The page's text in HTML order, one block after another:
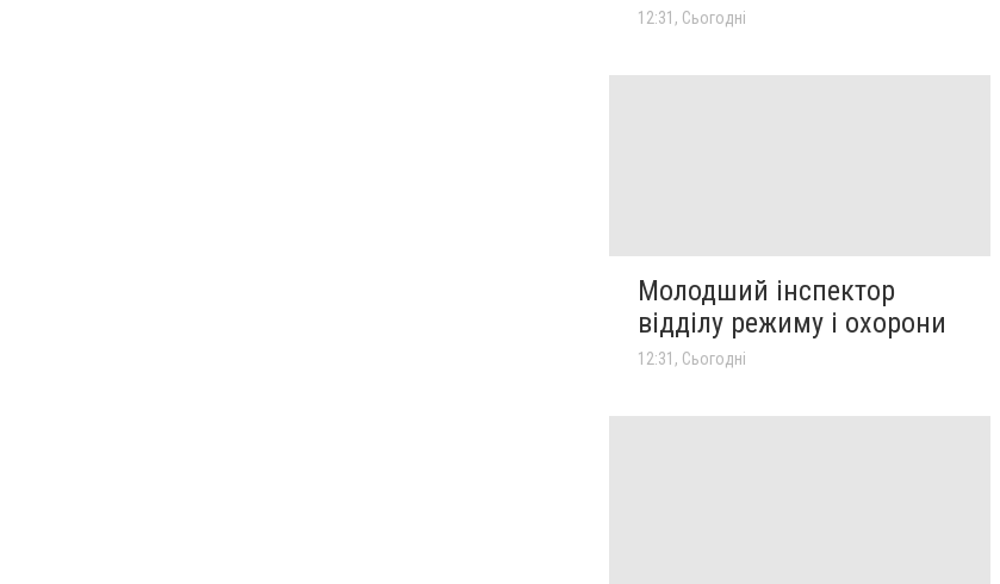
12:31, Сьогодні
Молодший інспектор
відділу режиму і охорони
12:31, Сьогодні